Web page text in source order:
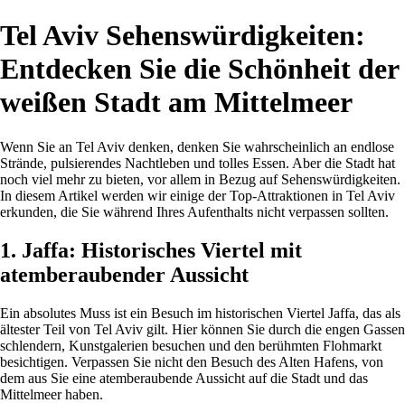
Tel Aviv Sehenswürdigkeiten:
Entdecken Sie die Schönheit der
weißen Stadt am Mittelmeer
Wenn Sie an Tel Aviv denken, denken Sie wahrscheinlich an endlose
Strände, pulsierendes Nachtleben und tolles Essen. Aber die Stadt hat
noch viel mehr zu bieten, vor allem in Bezug auf Sehenswürdigkeiten.
In diesem Artikel werden wir einige der Top-Attraktionen in Tel Aviv
erkunden, die Sie während Ihres Aufenthalts nicht verpassen sollten.
1. Jaffa: Historisches Viertel mit
atemberaubender Aussicht
Ein absolutes Muss ist ein Besuch im historischen Viertel Jaffa, das als
ältester Teil von Tel Aviv gilt. Hier können Sie durch die engen Gassen
schlendern, Kunstgalerien besuchen und den berühmten Flohmarkt
besichtigen. Verpassen Sie nicht den Besuch des Alten Hafens, von
dem aus Sie eine atemberaubende Aussicht auf die Stadt und das
Mittelmeer haben.